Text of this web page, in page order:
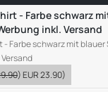
- Farbe schwarz
inkl. Versand
- Farbe schwarz mit
)EUR 23.90)